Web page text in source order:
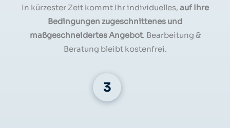
In kürzester Zeit kommt Ihr individuelles, auf Ihre
Bedingungen zugeschnittenes und
maßgeschneidertes Angebot. Bearbeitung &
Beratung bleibt kostenfrei.